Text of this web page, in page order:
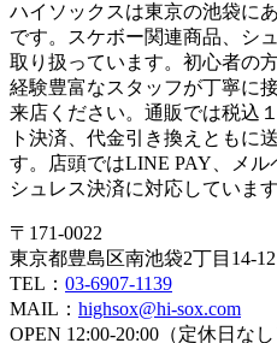
ハイソックスは東京の池袋に
です。スケボー関連商品、シ
取り扱っています。初心者の
経験豊富なスタッフが丁寧に
来店ください。通販では税込
ト決済、代金引き換えともに
す。店頭ではLINE PAY、メル
シュレス決済に対応しています
〒171-0022
東京都豊島区南池袋2丁目14-
TEL： 03-6907-1139
MAIL： highsox@hi-sox.com
OPEN 12:00-20:00（定休日なし